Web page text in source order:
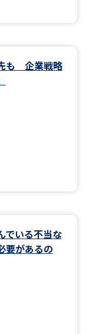
も 企業戦略
でいる不当な
要があるの